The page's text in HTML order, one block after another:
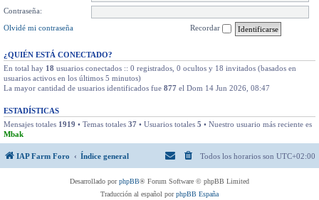
Contraseña:
Olvidé mi contraseña
Recordar
¿QUIÉN ESTÁ CONECTADO?
En total hay 18 usuarios conectados :: 0 registrados, 0 ocultos y 18 invitados (basados en
usuarios activos en los últimos 5 minutos)
La mayor cantidad de usuarios identificados fue 877 el Dom 14 Jun 2026, 08:47
ESTADÍSTICAS
Mensajes totales 1919 • Temas totales 37 • Usuarios totales 5 • Nuestro usuario más reciente es
Mbak
IAP Farm Foro Índice general Todos los horarios son UTC+02:00
Desarrollado porphpBB® Forum Software © phpBB Limited
Traducción al español porphpBB España